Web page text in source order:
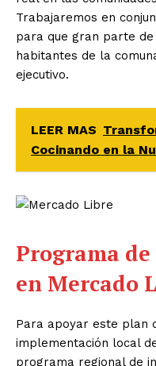
Trabajaremos en
para que gran parte
habitantes de la
ejecutivo.
LEER MAS
Cocinando en la
Programa
en Mercado
Para apoyar este plan
implementación local
programa regional de